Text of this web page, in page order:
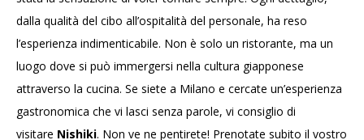
dalla qualità del cibo all’ospitalità del personale, ha reso
l’esperienza indimenticabile. Non è solo un ristorante, ma un
luogo dove si può immergersi nella cultura giapponese
attraverso la cucina. Se siete a Milano e cercate un’esperienza
gastronomica che vi lasci senza parole, vi consiglio di
visitare Nishiki. Non ve ne pentirete! Prenotate subito il vostro